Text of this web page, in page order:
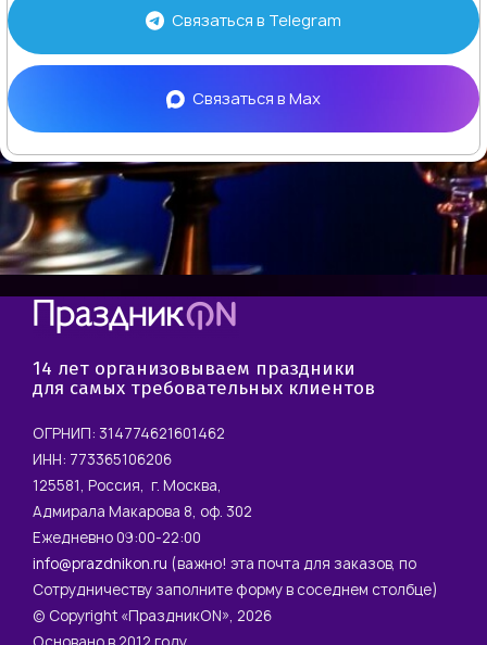
Связаться в Telegram
Связаться вMax
14 лет организовываем праздники
для самых требовательных клиентов
ОГРНИП: 314774621601462
ИНН: 773365106206
125581, Россия, г. Москва,
Адмирала Макарова 8, оф. 302
Ежедневно 09:00-22:00
info@prazdnikon.ru (важно! эта почта для заказов, по
Сотрудничеству заполните форму в соседнем столбце)
© Copyright «ПраздникON», 2026